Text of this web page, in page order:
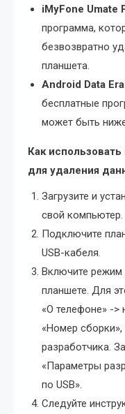
iMyFone Umate
программа,
безвозвратно
планшета.
Android Data
бесплатные
может быть
Как
для удаления
Загрузите и
свой компьютер.
Подключите
USB-кабеля.
Включите режим
планшете. Для
«О телефоне» ->
«Номер
разработчика.
«Параметры
по USB».
Следуйте